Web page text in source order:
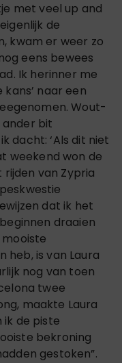
met veel up and
de
kwam er weer zo
eens bewees
Ik herinner me
naar een
Wout-
ander bit
dacht: ‘Als dit niet
weekend won de
rijden van Zypria
dat ik het
draaien
is van Laura
nog van toen
twee
maakte Laura
ik de piste
bekroning
gestoken”.